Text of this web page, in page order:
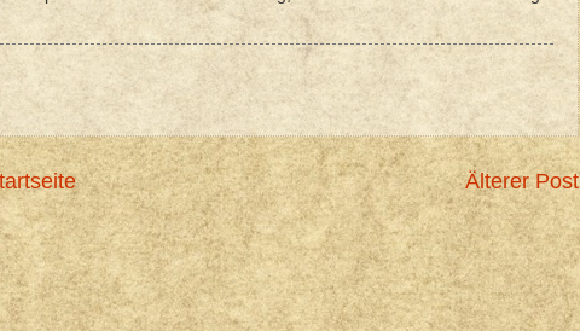
Älterer Post